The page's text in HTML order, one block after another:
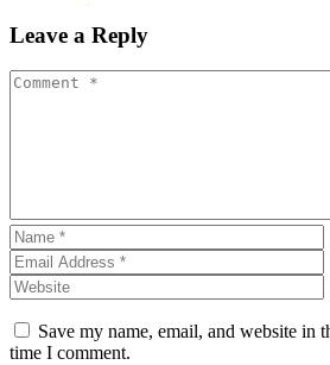
Leave a Reply
Save my name, email, and website in
time I comment.